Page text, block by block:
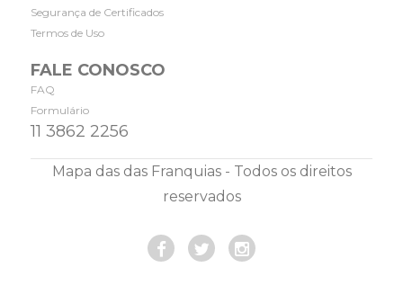
Segurança de Certificados
Termos de Uso
FALE CONOSCO
FAQ
Formulário
11 3862 2256
Mapa das das Franquias - Todos os direitos
reservados